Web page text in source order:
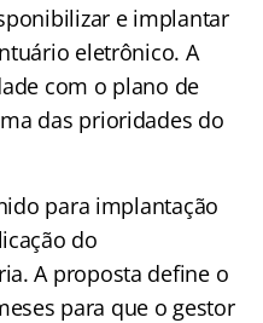
e implantar
eletrônico. A
com o plano de
das prioridades do
para implantação
do
A proposta define o
para que o gestor